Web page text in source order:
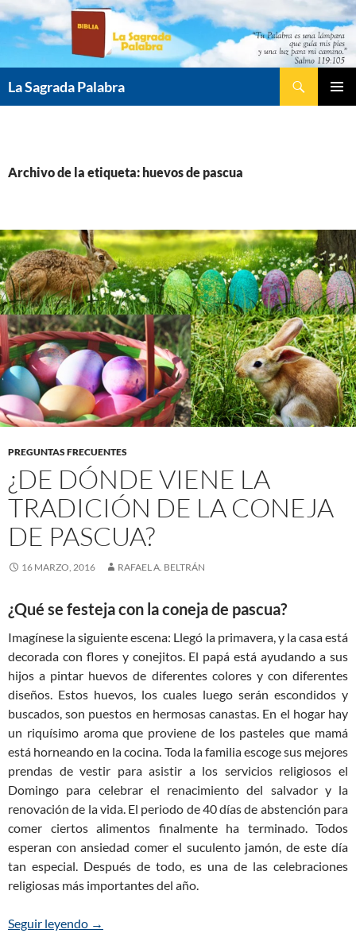
Saltar
contenido
La Sagrada Palabra
Archivo de la etiqueta: huevos de pascua
PREGUNTAS FRECUENTES
¿DE DÓNDE VIENE LA
TRADICIÓN DE LA CONEJA
DE PASCUA?
16 MARZO, 2016 RAFAEL A. BELTRÁN
¿Qué se festeja con la coneja de pascua?
Imagínese la siguiente escena: Llegó la primavera, y la casa está
decorada con flores y conejitos. El papá está ayudando a sus
hijos a pintar huevos de diferentes colores y con diferentes
diseños. Estos huevos, los cuales luego serán escondidos y
buscados, son puestos en hermosas canastas. En el hogar hay
un riquísimo aroma que proviene de los pasteles que mamá
está horneando en la cocina. Toda la familia escoge sus mejores
prendas de vestir para asistir a los servicios religiosos el
Domingo para celebrar el renacimiento del salvador y la
renovación de la vida. El periodo de 40 días de abstención para
comer ciertos alimentos finalmente ha terminado. Todos
esperan con ansiedad comer el suculento jamón, de este día
tan especial. Después de todo, es una de las celebraciones
religiosas más importantes del año.
Seguir leyendo ¿De dónde viene la tradición de la coneja de
→